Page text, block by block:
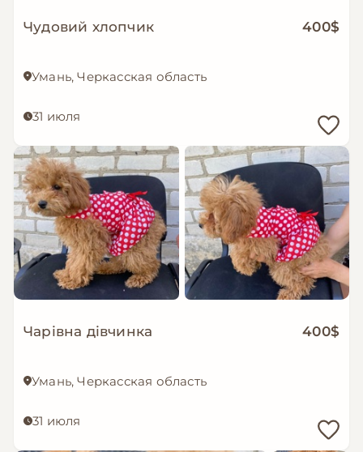
Чудовий хлопчик 400$
Умань, Черкасская область
31 июля
Чарівна дівчинка 400$
Умань, Черкасская область
31 июля